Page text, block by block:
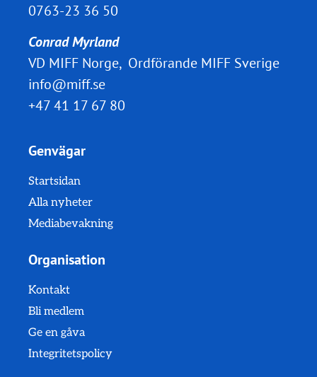
0763-23 36 50
Conrad Myrland
VD MIFF Norge, Ordförande MIFF Sverige
info@miff.se
+47 41 17 67 80
Genvägar
Startsidan
Alla nyheter
Mediabevakning
Organisation
Kontakt
Bli medlem
Ge en gåva
Integritetspolicy